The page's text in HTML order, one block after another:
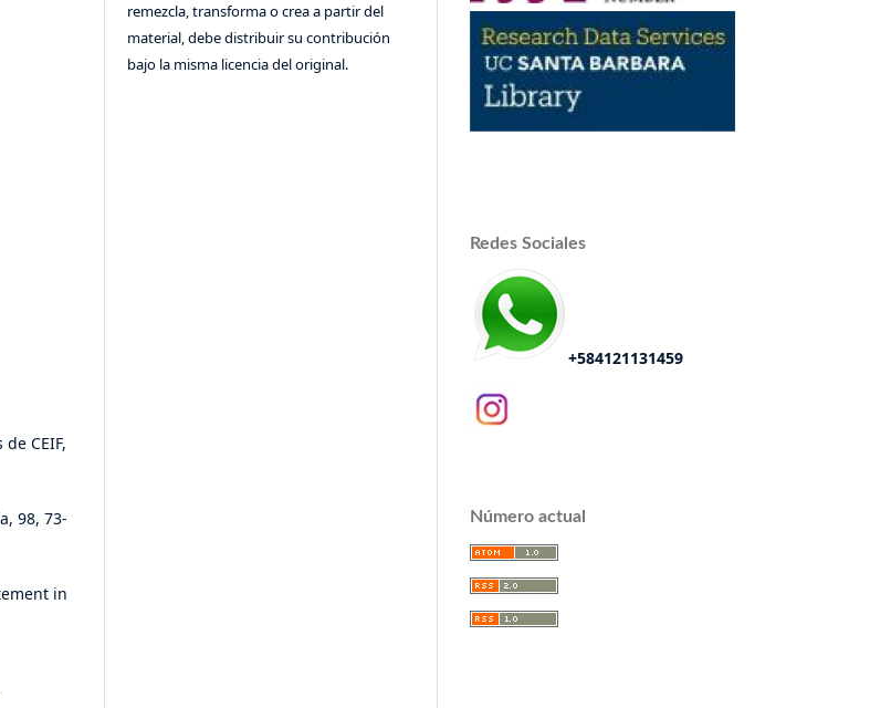
CEIF,
98, 73-
in
remezcla, transforma o crea a partir del
material, debe distribuir su contribución
bajo la misma licencia del original.
Redes Sociales
+584121131459
Número actual